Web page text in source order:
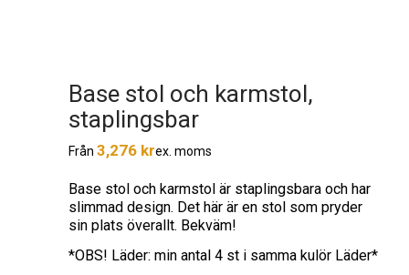
Base stol och karmstol,
staplingsbar
Från 3,276 krex. moms
Base stol och karmstol är staplingsbara och har
slimmad design. Det här är en stol som pryder
sin plats överallt. Bekväm!
*OBS! Läder: min antal 4 st i samma kulör Läder*